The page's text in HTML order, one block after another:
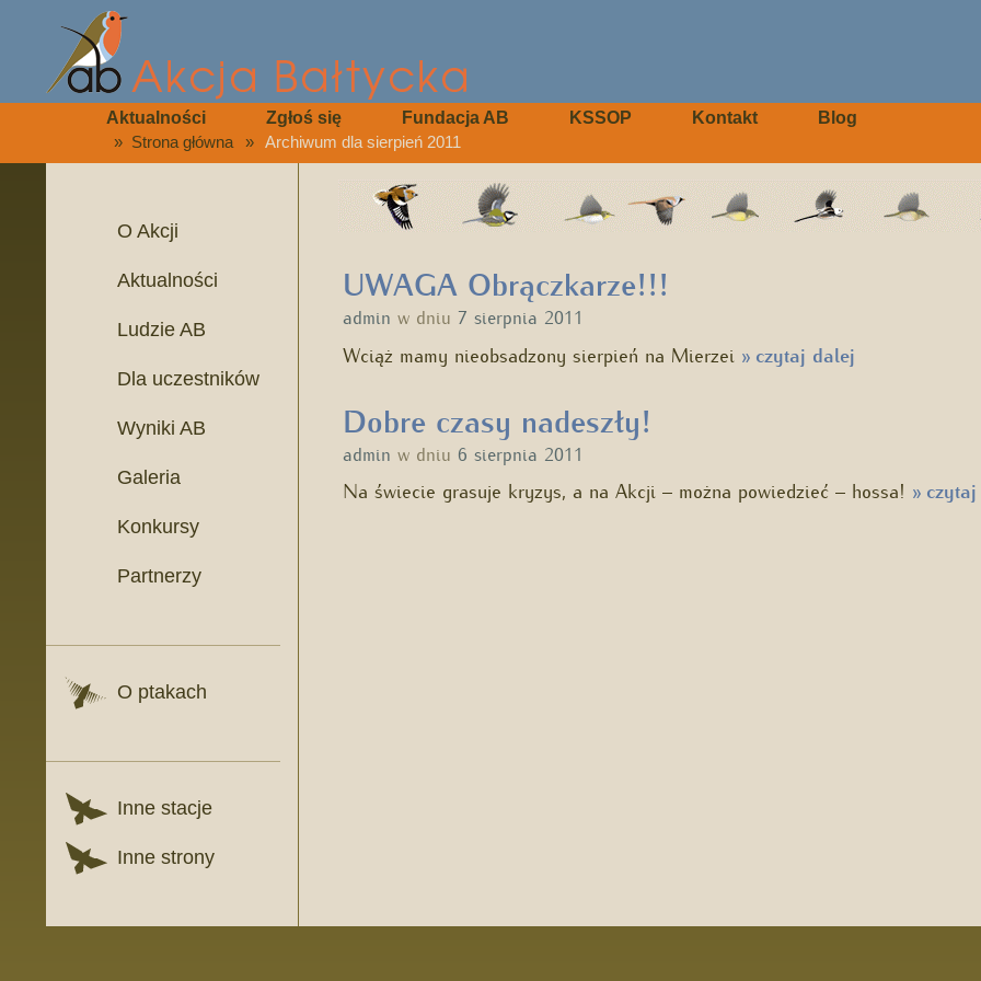
Aktualności Zgłoś się Fundacja AB KSSOP Kontakt Blog
» Strona główna » Archiwum dla sierpień 2011
O Akcji
Aktualności
Ludzie AB
Dla uczestników
Wyniki AB
Galeria
Konkursy
Partnerzy
O ptakach
Inne stacje
Inne strony
UWAGA Obrączkarze!!!
admin w dniu 7 sierpnia 2011
Wciąż mamy nieobsadzony sierpień na Mierzei »czytaj dalej
Dobre czasy nadeszły!
admin w dniu 6 sierpnia 2011
Na świecie grasuje kryzys, a na Akcji – można powiedzieć – hossa! »czytaj